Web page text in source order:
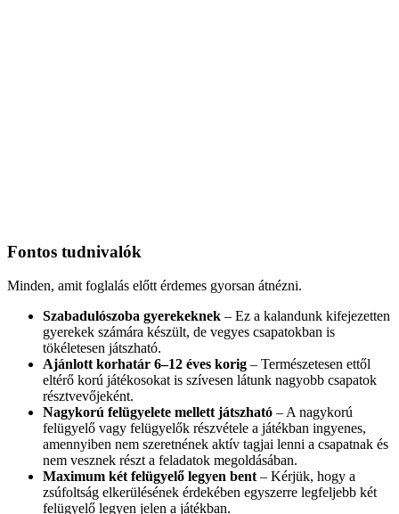
Fontos tudnivalók
Minden, amit foglalás előtt érdemes gyorsan átnézni.
Szabadulószoba gyerekeknek – Ez a kalandunk kifejezetten
gyerekek számára készült, de vegyes csapatokban is
tökéletesen játszható.
Ajánlott korhatár 6–12 éves korig – Természetesen ettől
eltérő korú játékosokat is szívesen látunk nagyobb csapatok
résztvevőjeként.
Nagykorú felügyelete mellett játszható – A nagykorú
felügyelő vagy felügyelők részvétele a játékban ingyenes,
amennyiben nem szeretnének aktív tagjai lenni a csapatnak és
nem vesznek részt a feladatok megoldásában.
Maximum két felügyelő legyen bent– Kérjük, hogy a
zsúfoltság elkerülésének érdekében egyszerre legfeljebb két
felügyelő legyen jelen a játékban.